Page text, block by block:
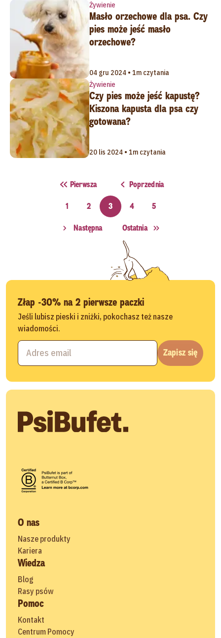
Żywienie
Masło orzechowe dla psa. Czy
pies może jeść masło
orzechowe?
04 gru 2024 • 1m czytania
Żywienie
Czy pies może jeść kapustę?
Kiszona kapusta dla psa czy
gotowana?
20 lis 2024 • 1m czytania
Pierwsza Poprzednia
1 2 3 4 5
Następna Ostatnia
Złap -30% na 2 pierwsze paczki
Jeśli lubisz pieski i zniżki, pokochasz też nasze
wiadomości.
Zapisz się
O nas
Nasze produkty
Kariera
Wiedza
Blog
Rasy psów
Pomoc
Kontakt
Centrum Pomocy